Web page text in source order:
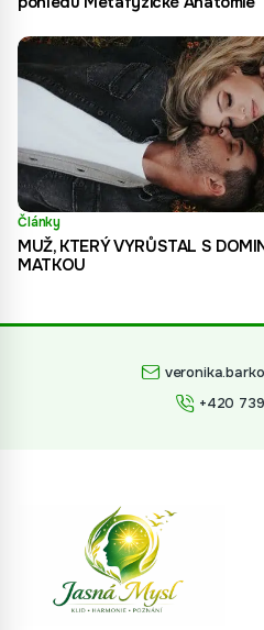
Články
MUŽ, KTERÝ VYRŮSTAL S
MATKOU
+420